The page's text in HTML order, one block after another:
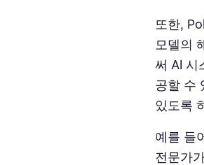
또한,
모델의
써 AI 시
공할 수
있도록
예를 들
전문가